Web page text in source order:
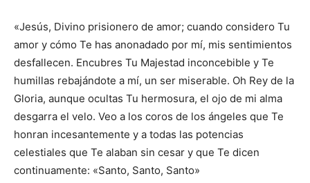
«Jesús, Divino prisionero de amor; cuando considero Tu
amor y cómo Te has anonadado por mí, mis sentimientos
desfallecen. Encubres Tu Majestad inconcebible y Te
humillas rebajándote a mí, un ser miserable. Oh Rey de la
Gloria, aunque ocultas Tu hermosura, el ojo de mi alma
desgarra el velo. Veo a los coros de los ángeles que Te
honran incesantemente y a todas las potencias
celestiales que Te alaban sin cesar y que Te dicen
continuamente: «Santo, Santo, Santo»